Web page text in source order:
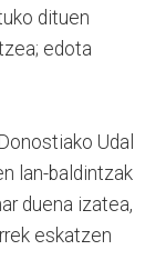
dituen
edota
Udal
lan-baldintzak
duena izatea,
eskatzen